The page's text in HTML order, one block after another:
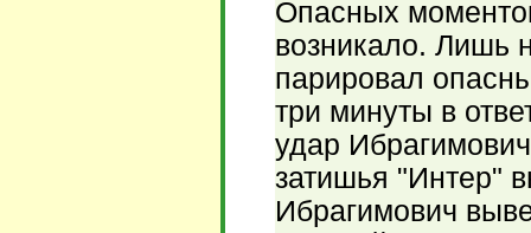
Опасных
возникало. Лишь
парировал
три минуты в
удар
затишья "Интер"
Ибрагимович